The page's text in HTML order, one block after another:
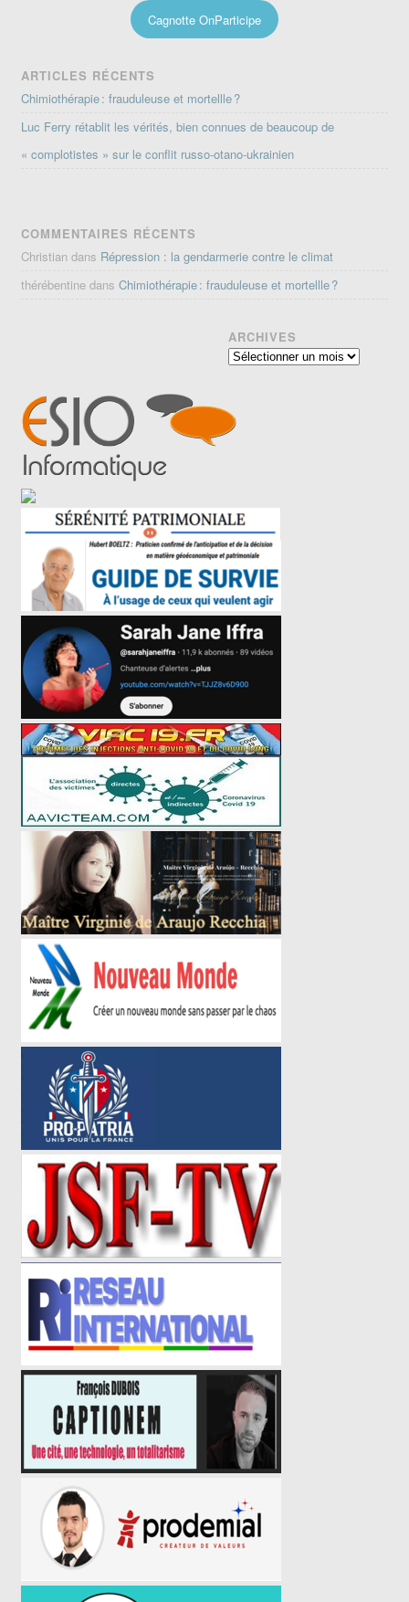
Cagnotte OnParticipe
ARTICLES RÉCENTS
Chimiothérapie : frauduleuse et mortellle ?
Luc Ferry rétablit les vérités, bien connues de beaucoup de
« complotistes » sur le conflit russo-otano-ukrainien
COMMENTAIRES RÉCENTS
Christian dans Répression : la gendarmerie contre le climat
thérébentine dansChimiothérapie : frauduleuse et mortellle ?
ARCHIVES
Archives